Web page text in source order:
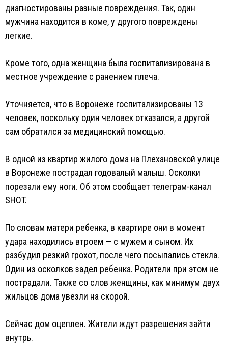
диагностированы разные повреждения. Так, один
мужчина находится в коме, у другого повреждены
легкие.
Кроме того, одна женщина была госпитализирована в
местное учреждение с ранением плеча.
Уточняется, что в Воронеже госпитализированы 13
человек, поскольку один человек отказался, а другой
сам обратился за медицинский помощью.
В одной из квартир жилого дома на Плехановской улице
в Воронеже пострадал годовалый малыш. Осколки
порезали ему ноги. Об этом сообщает телеграм-канал
SHOT.
По словам матери ребенка, в квартире они в момент
удара находились втроем — с мужем и сыном. Их
разбудил резкий грохот, после чего посыпались стекла.
Один из осколков задел ребенка. Родители при этом не
пострадали. Также со слов женщины, как минимум двух
жильцов дома увезли на скорой.
Сейчас дом оцеплен. Жители ждут разрешения зайти
внутрь.